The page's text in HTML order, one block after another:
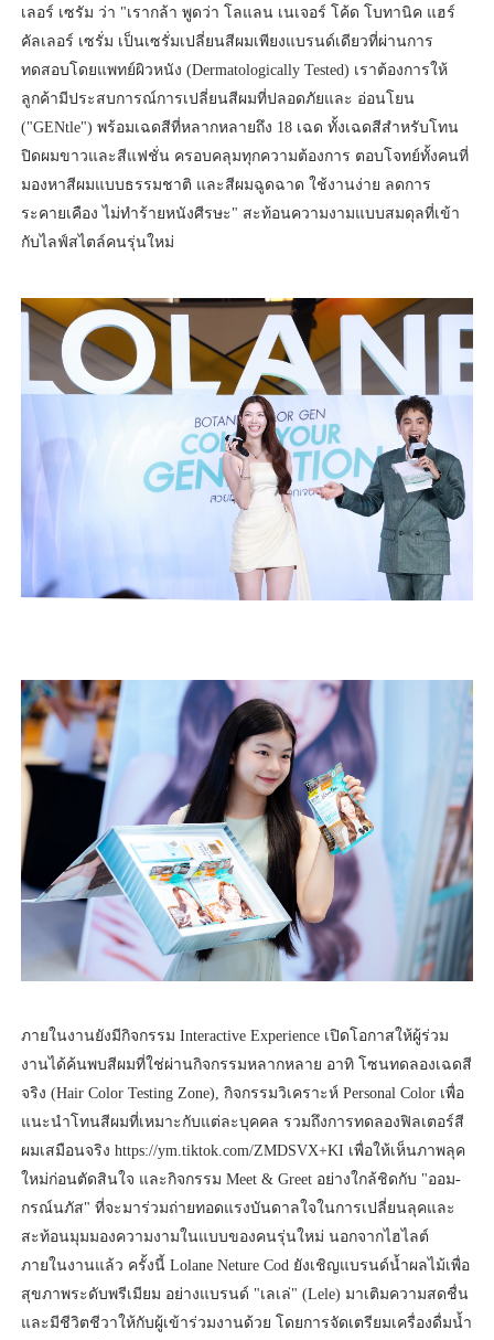
เลอร์ เซรัม ว่า "เรากล้า พูดว่า โลแลน เนเจอร์ โค้ด โบทานิค แฮร์
คัลเลอร์ เซรั่ม เป็นเซรั่มเปลี่ยนสีผมเพียงแบรนด์เดียวที่ผ่านการ
ทดสอบโดยแพทย์ผิวหนัง (Dermatologically Tested) เราต้องการให้
ลูกค้ามีประสบการณ์การเปลี่ยนสีผมที่ปลอดภัยและ อ่อนโยน
("GENtle") พร้อมเฉดสีที่หลากหลายถึง 18 เฉด ทั้งเฉดสีสำหรับโทน
ปิดผมขาวและสีแฟชั่น ครอบคลุมทุกความต้องการ ตอบโจทย์ทั้งคนที่
มองหาสีผมแบบธรรมชาติ และสีผมฉูดฉาด ใช้งานง่าย ลดการ
ระคายเคือง ไม่ทำร้ายหนังศีรษะ" สะท้อนความงามแบบสมดุลที่เข้า
กับไลฟ์สไตล์คนรุ่นใหม่
ภายในงานยังมีกิจกรรม Interactive Experience เปิดโอกาสให้ผู้ร่วม
งานได้ค้นพบสีผมที่ใช่ผ่านกิจกรรมหลากหลาย อาทิ โซนทดลองเฉดสี
จริง (Hair Color Testing Zone), กิจกรรมวิเคราะห์ Personal Color เพื่อ
แนะนำโทนสีผมที่เหมาะกับแต่ละบุคคล รวมถึงการทดลองฟิลเตอร์สี
ผมเสมือนจริง https://ym.tiktok.com/ZMDSVX+KI เพื่อให้เห็นภาพลุค
ใหม่ก่อนตัดสินใจ และกิจกรรม Meet & Greet อย่างใกล้ชิดกับ "ออม-
กรณ์นภัส" ที่จะมาร่วมถ่ายทอดแรงบันดาลใจในการเปลี่ยนลุคและ
สะท้อนมุมมองความงามในแบบของคนรุ่นใหม่ นอกจากไฮไลต์
ภายในงานแล้ว ครั้งนี้ Lolane Neture Cod ยังเชิญแบรนด์น้ำผลไม้เพื่อ
สุขภาพระดับพรีเมียม อย่างแบรนด์ "เลเล่" (Lele) มาเติมความสดชื่น
และมีชีวิตชีวาให้กับผู้เข้าร่วมงานด้วย โดยการจัดเตรียมเครื่องดื่มน้ำ